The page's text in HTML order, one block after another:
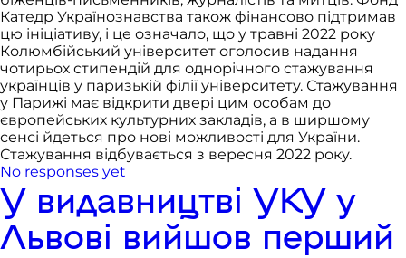
Катедр Українознавства також фінансово підтримав
цю ініціативу, і це означало, що у травні 2022 року
Колюмбійський університет оголосив надання
чотирьох стипендій для однорічного стажування
українців у паризькій філії університету. Стажування
у Парижі має відкрити двері цим особам до
європейських культурних закладів, а в ширшому
сенсі йдеться про нові можливості для України.
Стажування відбувається з вересня 2022 року.
No responses yet
У видавництві УКУ у
Львові вийшов перший